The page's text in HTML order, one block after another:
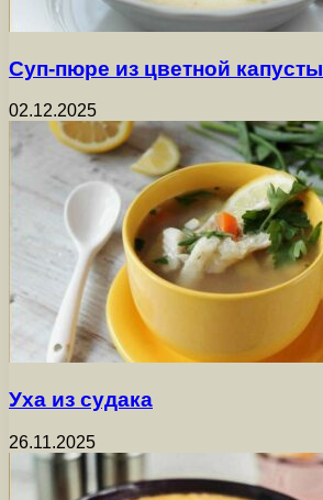
Суп-пюре из цветной капусты
02.12.2025
Уха из судака
26.11.2025